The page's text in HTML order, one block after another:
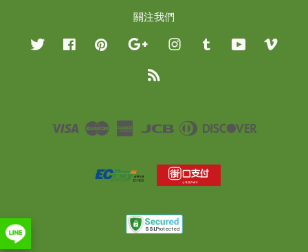
關注我們
Twitter Facebook Pinterest Google InstagramTumblr YouTube
Visa Master
American
JCB
Diners